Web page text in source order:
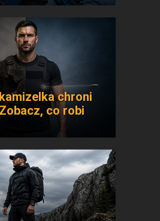
chroni
co robi